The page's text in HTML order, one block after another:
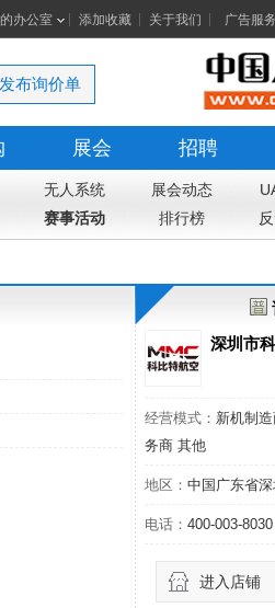
办公室 添加收藏 关于我们 广告服务
发布询价单
展会 招聘
无人系统 展会动态
赛事活动 排行榜
深圳市
经营模式： 新机制
务商 其他
地区： 中国广东省
电话： 400-003-8030
进入店铺